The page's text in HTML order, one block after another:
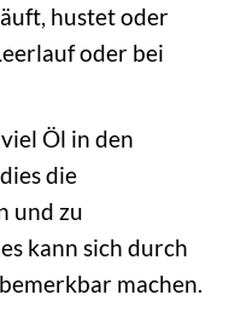
hustet oder
oder bei
Öl in den
die
und zu
kann sich durch
machen.